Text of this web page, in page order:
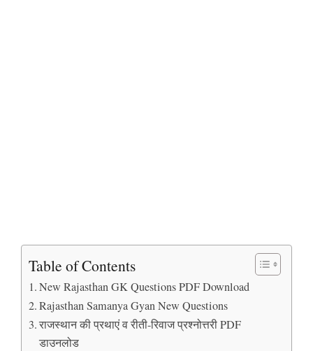
Table of Contents
New Rajasthan GK Questions PDF Download
Rajasthan Samanya Gyan New Questions
राजस्थान की प्रथाएं व रीती-रिवाज प्रश्नोत्तरी PDF
डाउनलोड